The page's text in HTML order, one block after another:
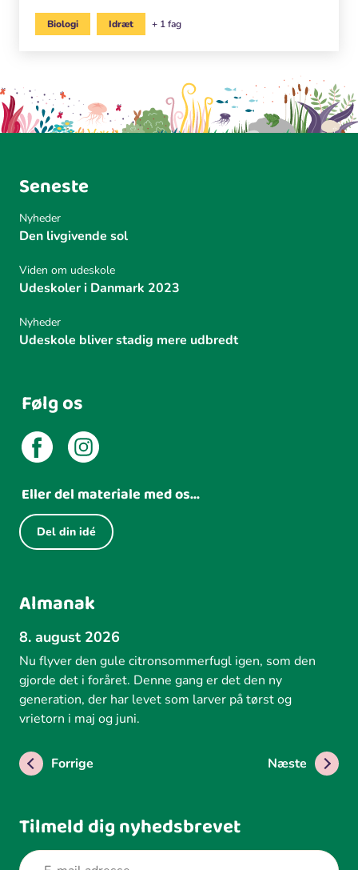
Biologi Idræt + 1 fag
Seneste
Nyheder
Den livgivende sol
Viden om udeskole
Udeskoler i Danmark 2023
Nyheder
Udeskole bliver stadig mere udbredt
Følg os
Eller del materiale med os...
Del din idé
Almanak
8. august 2026
Nu flyver den gule citronsommerfugl igen, som den
gjorde det i foråret. Denne gang er det den ny
generation, der har levet som larver på tørst og
vrietorn i maj og juni.
Forrige Næste
Tilmeld dig nyhedsbrevet